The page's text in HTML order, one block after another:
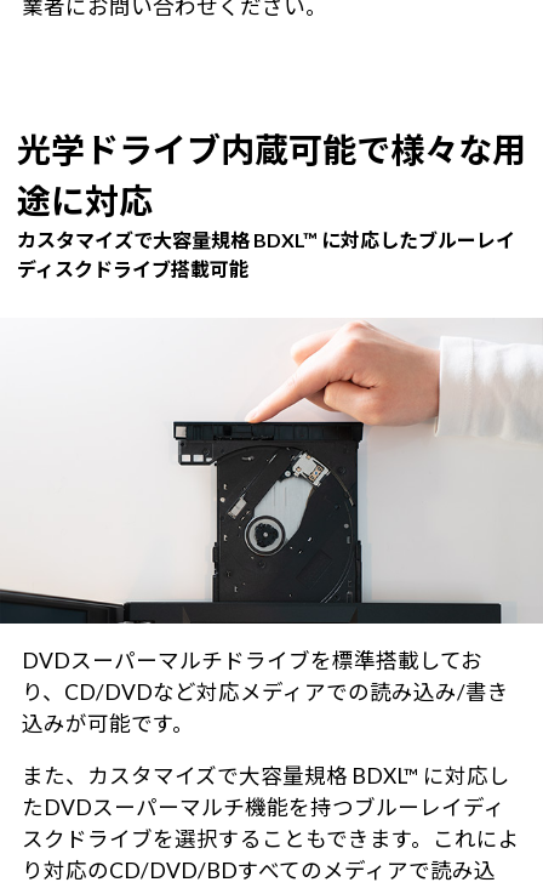
業者にお問い合わせください。
光学ドライブ内蔵可能で様々な用
途に対応
カスタマイズで大容量規格 BDXL™ に対応したブルーレイ
ディスクドライブ搭載可能
DVDスーパーマルチドライブを標準搭載してお
り、CD/DVDなど対応メディアでの読み込み/書き
込みが可能です。
また、カスタマイズで大容量規格 BDXL™ に対応し
たDVDスーパーマルチ機能を持つブルーレイディ
スクドライブを選択することもできます。これによ
り対応のCD/DVD/BDすべてのメディアで読み込